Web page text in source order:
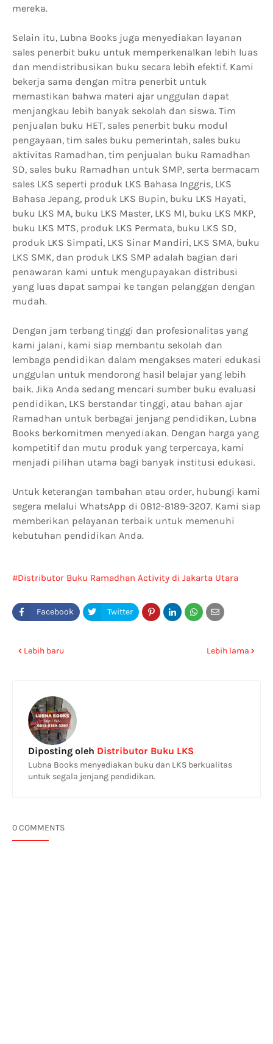
mereka.
Selain itu, Lubna Books juga menyediakan layanan
sales penerbit buku untuk memperkenalkan lebih luas
dan mendistribusikan buku secara lebih efektif. Kami
bekerja sama dengan mitra penerbit untuk
memastikan bahwa materi ajar unggulan dapat
menjangkau lebih banyak sekolah dan siswa. Tim
penjualan buku HET, sales penerbit buku modul
pengayaan, tim sales buku pemerintah, sales buku
aktivitas Ramadhan, tim penjualan buku Ramadhan
SD, sales buku Ramadhan untuk SMP, serta bermacam
sales LKS seperti produk LKS Bahasa Inggris, LKS
Bahasa Jepang, produk LKS Bupin, buku LKS Hayati,
buku LKS MA, buku LKS Master, LKS MI, buku LKS MKP,
buku LKS MTS, produk LKS Permata, buku LKS SD,
produk LKS Simpati, LKS Sinar Mandiri, LKS SMA, buku
LKS SMK, dan produk LKS SMP adalah bagian dari
penawaran kami untuk mengupayakan distribusi
yang luas dapat sampai ke tangan pelanggan dengan
mudah.
Dengan jam terbang tinggi dan profesionalitas yang
kami jalani, kami siap membantu sekolah dan
lembaga pendidikan dalam mengakses materi edukasi
unggulan untuk mendorong hasil belajar yang lebih
baik. Jika Anda sedang mencari sumber buku evaluasi
pendidikan, LKS berstandar tinggi, atau bahan ajar
Ramadhan untuk berbagai jenjang pendidikan, Lubna
Books berkomitmen menyediakan. Dengan harga yang
kompetitif dan mutu produk yang terpercaya, kami
menjadi pilihan utama bagi banyak institusi edukasi.
Untuk keterangan tambahan atau order, hubungi kami
segera melalui WhatsApp di 0812-8189-3207. Kami siap
memberikan pelayanan terbaik untuk memenuhi
kebutuhan pendidikan Anda.
Distributor Buku Ramadhan Activity di Jakarta Utara
Lebih baru Lebih lama
Diposting oleh Distributor Buku LKS
Lubna Books menyediakan buku dan LKS berkualitas
untuk segala jenjang pendidikan.
0 COMMENTS